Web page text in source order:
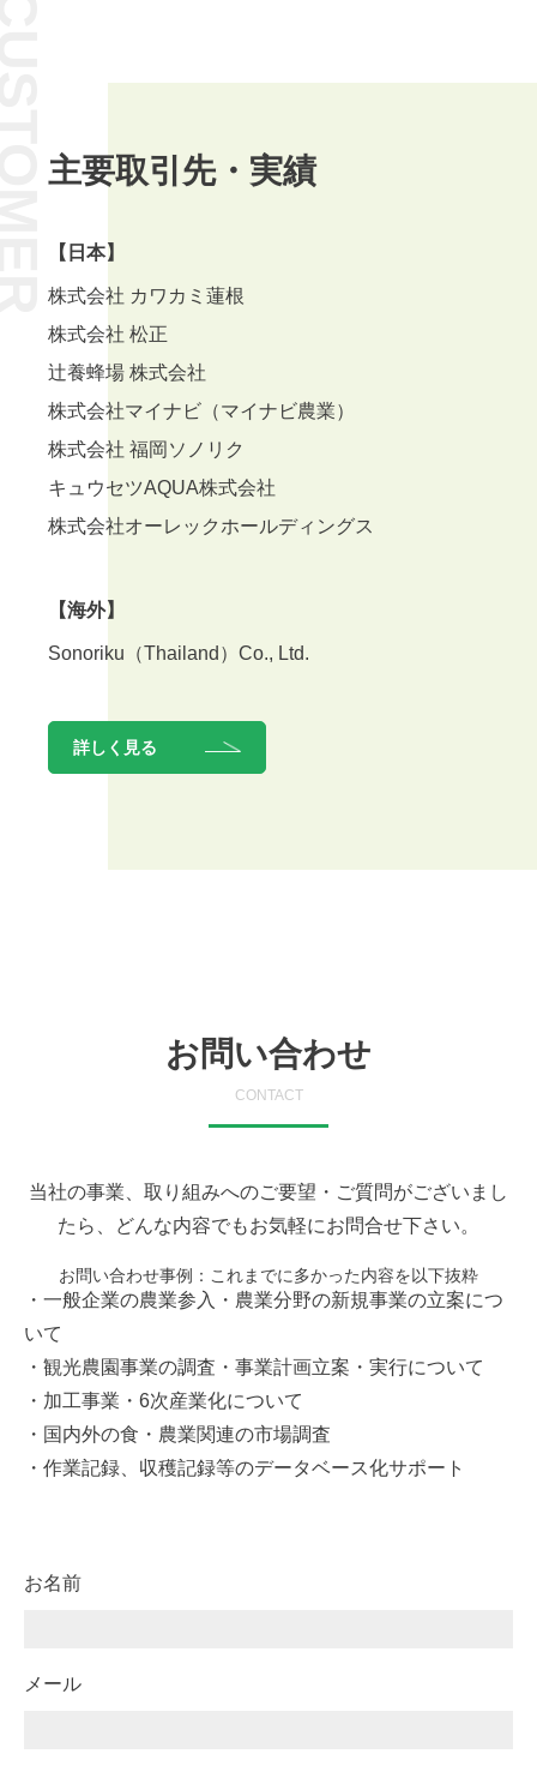
主要取引先・実績
【日本】
株式会社 カワカミ蓮根
株式会社 松正
辻養蜂場 株式会社
株式会社マイナビ（マイナビ農業）
株式会社 福岡ソノリク
キュウセツAQUA株式会社
株式会社オーレックホールディングス
【海外】
Sonoriku（Thailand）Co., Ltd.
詳しく見る
お問い合わせ
CONTACT
当社の事業、取り組みへのご要望・ご質問がございまし
たら、どんな内容でもお気軽にお問合せ下さい。
お問い合わせ事例：これまでに多かった内容を以下抜粋
・一般企業の農業参入・農業分野の新規事業の立案につ
いて
・観光農園事業の調査・事業計画立案・実行について
・加工事業・6次産業化について
・国内外の食・農業関連の市場調査
・作業記録、収穫記録等のデータベース化サポート
お名前
メール